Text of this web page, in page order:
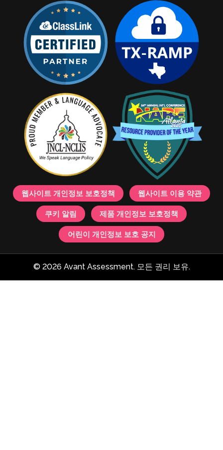
웹사이트 개인정보 보호정책 웹사이트 이용 약관
쿠키 알림 제품 개인정보 보호정책
어린이 개인정보 보호 공지
© 2026 Avant Assessment. 모든 권리 보유.